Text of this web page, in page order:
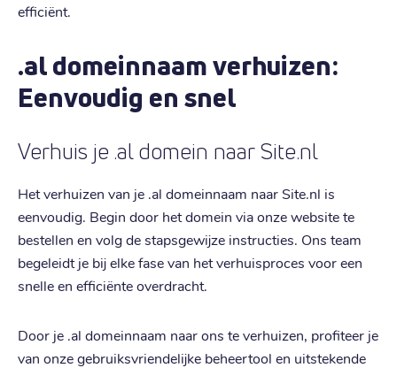
efficiënt.
.al domeinnaam verhuizen:
Eenvoudig en snel
Verhuis je .al domein naar Site.nl
Het verhuizen van je .al domeinnaam naar Site.nl is
eenvoudig. Begin door het domein via onze website te
bestellen en volg de stapsgewijze instructies. Ons team
begeleidt je bij elke fase van het verhuisproces voor een
snelle en efficiënte overdracht.
Door je .al domeinnaam naar ons te verhuizen, profiteer je
van onze gebruiksvriendelijke beheertool en uitstekende